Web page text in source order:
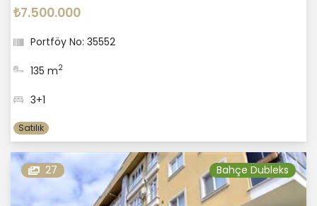
₺7.500.000
Portföy No: 35552
135 m2
3+1
Satılık
27 Bahçe Dubleks